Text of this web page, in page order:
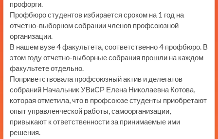
профорги.
Профбюро студентов избирается сроком на 1 год на
отчетно-выборном собрании членов профсоюзной
организации.
В нашем вузе 4 факультета, соответственно 4 профбюро. В
этом году отчетно-выборные собрания прошли на каждом
факультете отдельно.
Поприветствовала профсоюзный актив и делегатов
собраний Начальник УВиСР Елена Николаевна Котова,
которая отметила, что в профсоюзе студенты приобретают
опыт управленческой работы, самоорганизации,
привыкают к ответственности за принимаемые ими
решения.